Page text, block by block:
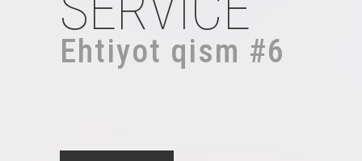
Ehtiyot qism #6